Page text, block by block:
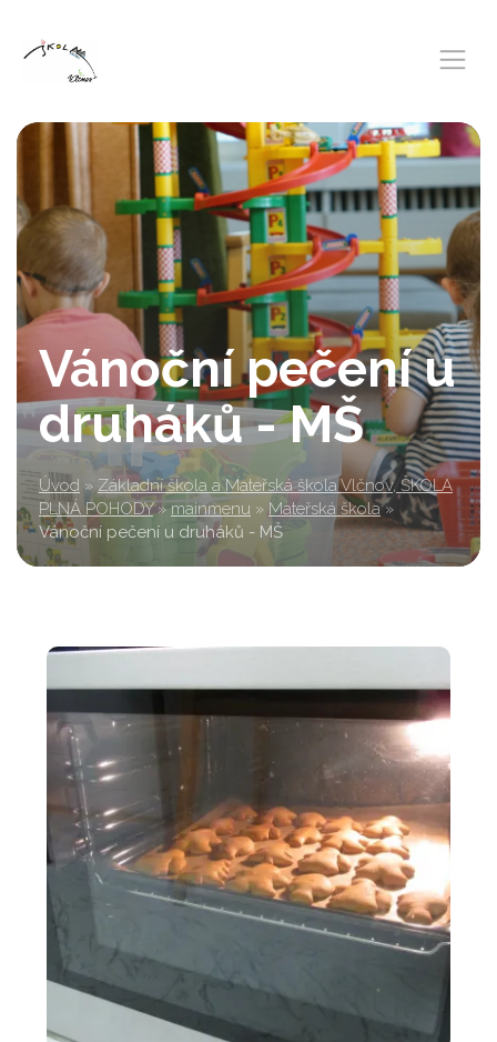
Vánoční pečení u
druháků - MŠ
Úvod » Základní škola a Mateřská škola Vlčnov, ŠKOLA
PLNÁ POHODY » mainmenu » Mateřská škola »
Vánoční pečení u druháků - MŠ